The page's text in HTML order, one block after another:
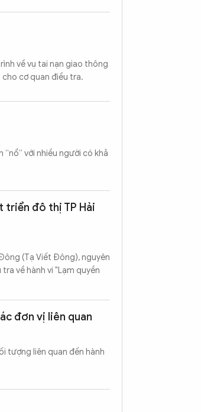
về vụ tai nạn giao thông
cho cơ quan điều tra.
với nhiều người có khả
triển đô thị TP Hải
(Tạ Viết Đông), nguyên
về hành vi "Lạm quyền
đơn vị liên quan
tượng liên quan đến hành